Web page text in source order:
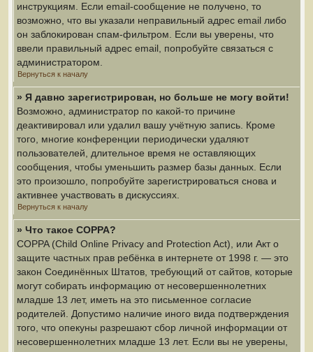
инструкциям. Если email-сообщение не получено, то
возможно, что вы указали неправильный адрес email либо
он заблокирован спам-фильтром. Если вы уверены, что
ввели правильный адрес email, попробуйте связаться с
администратором.
Вернуться к началу
» Я давно зарегистрирован, но больше не могу войти!
Возможно, администратор по какой-то причине
деактивировал или удалил вашу учётную запись. Кроме
того, многие конференции периодически удаляют
пользователей, длительное время не оставляющих
сообщения, чтобы уменьшить размер базы данных. Если
это произошло, попробуйте зарегистрироваться снова и
активнее участвовать в дискуссиях.
Вернуться к началу
» Что такое COPPA?
COPPA (Child Online Privacy and Protection Act), или Акт о
защите частных прав ребёнка в интернете от 1998 г. — это
закон Соединённых Штатов, требующий от сайтов, которые
могут собирать информацию от несовершеннолетних
младше 13 лет, иметь на это письменное согласие
родителей. Допустимо наличие иного вида подтверждения
того, что опекуны разрешают сбор личной информации от
несовершеннолетних младше 13 лет. Если вы не уверены,